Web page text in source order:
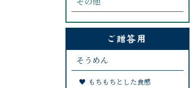
そうめん
もちもちとした食感